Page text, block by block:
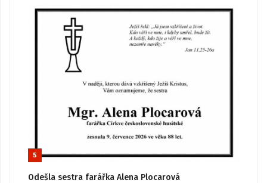
5
Odešla sestra farářka Alena Plocarová